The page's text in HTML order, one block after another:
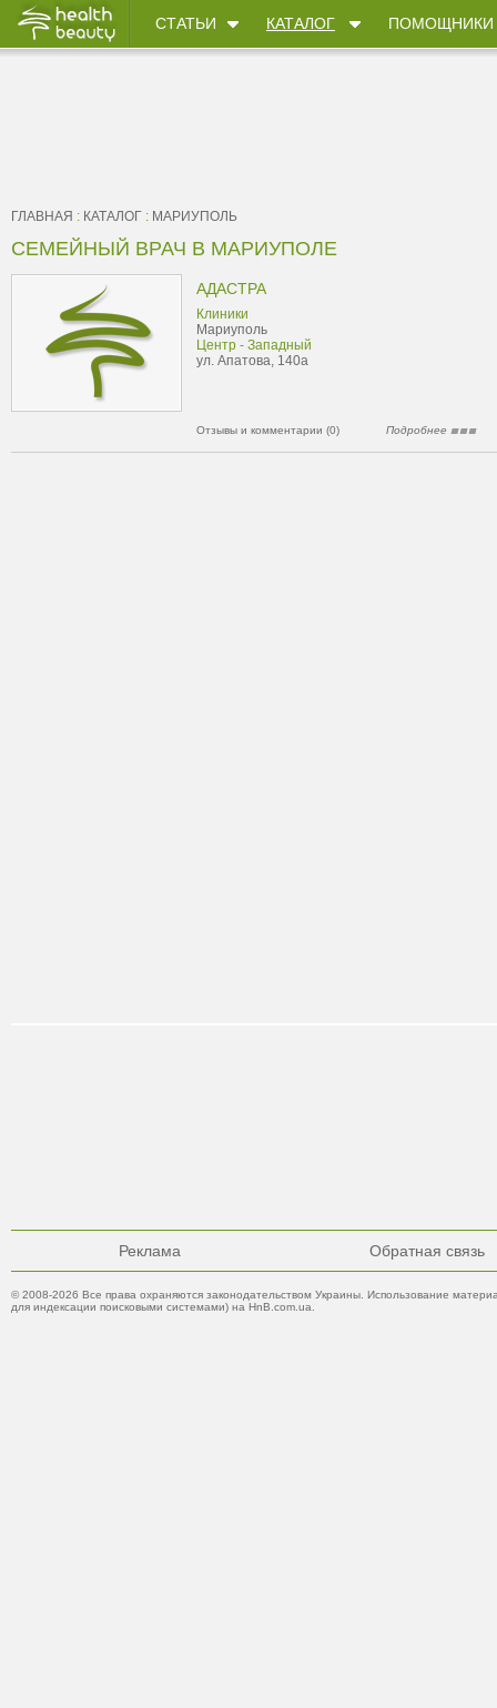
СТАТЬИ КАТАЛОГ ПОМОЩНИКИ
ГЛАВНАЯ : КАТАЛОГ : МАРИУПОЛЬ
СЕМЕЙНЫЙ ВРАЧ В МАРИУПОЛЕ
АДАСТРА
Клиники
Мариуполь
Центр - Западный
ул. Апатова, 140а
Отзывы и комментарии (0) Подробнее
Реклама Обратная связь
© 2008-2026 Все права охраняются законодательством Украины. Использование
для индексации поисковыми системами) на HnB.com.ua.